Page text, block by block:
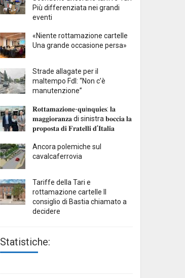
Più differenziata nei grandi
eventi
«Niente rottamazione cartelle
Una grande occasione persa»
Strade allagate per il
maltempo FdI: “Non c’è
manutenzione”
𝐑𝐨𝐭𝐭𝐚𝐦𝐚𝐳𝐢𝐨𝐧𝐞-𝐪𝐮i𝐧𝐪𝐮𝐢𝐞𝐬: 𝐥𝐚
𝐦𝐚𝐠𝐠𝐢𝐨𝐫𝐚𝐧𝐳𝐚 di sinistra 𝐛𝐨𝐜𝐜𝐢𝐚 𝐥𝐚
𝐩𝐫𝐨𝐩𝐨𝐬𝐭𝐚 𝐝𝐢 𝐅𝐫𝐚𝐭𝐞𝐥𝐥𝐢 𝐝’𝐈𝐭𝐚𝐥𝐢𝐚
Ancora polemiche sul
cavalcaferrovia
Tariffe della Tari e
rottamazione cartelle Il
consiglio di Bastia chiamato a
decidere
Statistiche: